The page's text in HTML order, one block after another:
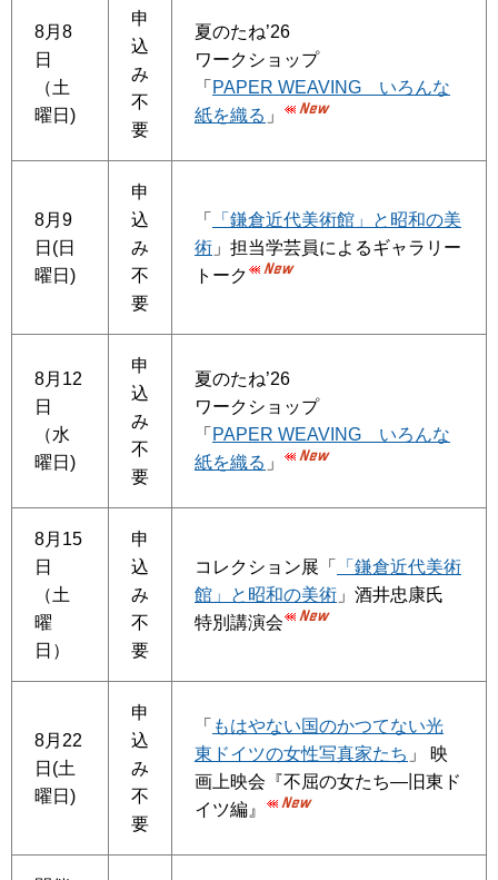
8月8
日
（土
曜日)
申
込
み
不
要
夏のたね’26
ワークショップ
「 PAPER WEAVING いろんな
紙を織る 」
8月9
日(日
曜日)
申
込
み
不
要
「
「鎌倉近代美術館」と昭和の美
術 」担当学芸員によるギャラリー
トーク
8月12
日
（水
曜日)
申
込
み
不
要
夏のたね’26
ワークショップ
「 PAPER WEAVING いろんな
紙を織る 」
8月15
日
（土
曜
日）
申
込
み
不
要
コレクション展「
「鎌倉近代美術
館」と昭和の美術 」酒井忠康氏
特別講演会
8月22
日(土
曜日)
申
込
み
不
要
「 もはやない国のかつてない光
東ドイツの女性写真家たち 」 映
画上映会『不屈の女たち—旧東ド
イツ編』